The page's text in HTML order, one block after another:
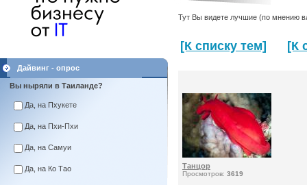
Дайвинг - опрос
Вы ныряли в Таиланде?
Да, на Пхукете
Да, на Пхи-Пхи
Да, на Самуи
Да, на Ко Тао
Тут Вы видете лучшие (по мнению
[К списку тем] [К
Танцор
Просмотров: 3619